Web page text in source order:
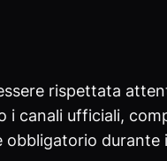
rispettata
i canali ufficiali,
durante